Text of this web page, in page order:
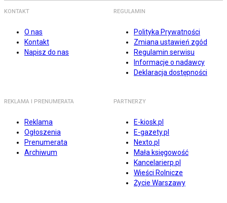
KONTAKT
O nas
Kontakt
Napisz do nas
REGULAMIN
Polityka Prywatności
Zmiana ustawień zgód
Regulamin serwisu
Informacje o nadawcy
Deklaracja dostępności
REKLAMA I PRENUMERATA
Reklama
Ogłoszenia
Prenumerata
Archiwum
PARTNERZY
E-kiosk.pl
E-gazety.pl
Nexto.pl
Mała księgowość
Kancelarierp.pl
Wieści Rolnicze
Życie Warszawy